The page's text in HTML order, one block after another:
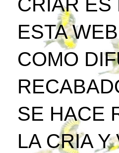
CRIAR ES
ESTA
COMO
SE HACE
LA CRIA